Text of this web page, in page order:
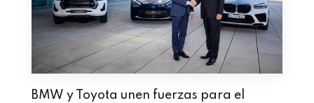
BMW y Toyota unen fuerzas para el